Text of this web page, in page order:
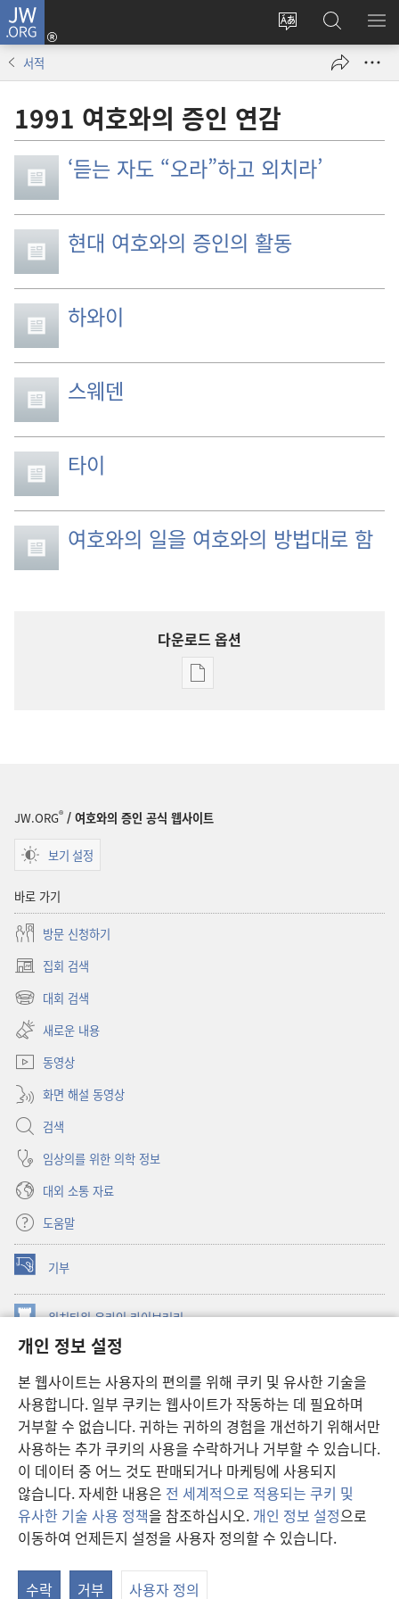
개인 정보 설정
본 웹사이트는 사용자의 편의를 위해 쿠키 및 유사한 기술을
사용합니다. 일부 쿠키는 웹사이트가 작동하는 데 필요하며
거부할 수 없습니다. 귀하는 귀하의 경험을 개선하기 위해서만
사용하는 추가 쿠키의 사용을 수락하거나 거부할 수 있습니다.
이 데이터 중 어느 것도 판매되거나 마케팅에 사용되지
않습니다. 자세한 내용은 전 세계적으로 적용되는 쿠키 및
유사한 기술 사용 정책을 참조하십시오. 개인 정보 설정으로
이동하여 언제든지 설정을 사용자 정의할 수 있습니다.
수락 거부 사용자 정의
JW.ORG
사이트
변경
로그인
(새로운
열기)
JW.ORG
검색
메
서적
1991 여호와의 증인 연감
‘듣는 자도 “오라”하고 외치라’
현대 여호와의 증인의 활동
하와이
스웨덴
타이
여호와의 일을 여호와의 방법대로 함
다운로드 옵션
출판물
연감
JW.ORG® / 여호와의 증인 공식 웹사이트
보기 설정
바로 가기
방문 신청하기
집회 검색
(새로운
창
대회 검색
(새로운
창
열기)
새로운 내용
동영상
화면 해설 동영상
검색
임상의를 위한 의학 정보
대외 소통 자료
도움말
기부
(새로운
창
열기) 워치타워 온라인 라이브러리
창
JW Hub ®
창
열기) JW 라이브러리
워치타워 라이브러리
Copyright© 2026 Watch Tower Bible and Tract Society of Pennsylvania.
이용 약관| 개인 정보 보호 정책| 개인 정보 보호 설정